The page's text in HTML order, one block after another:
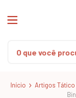
Início Artigos Tático